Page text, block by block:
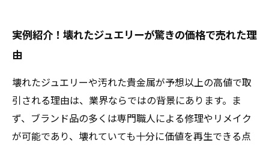
実例紹介！壊れたジュエリーが驚きの価格で売れた理
由
壊れたジュエリーや汚れた貴金属が予想以上の高値で取
引される理由は、業界ならではの背景にあります。ま
ず、ブランド品の多くは専門職人による修理やリメイク
が可能であり、壊れていても十分に価値を再生できる点